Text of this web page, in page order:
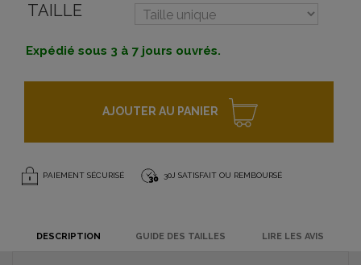
TAILLE
Expédié sous 3 à 7 jours ouvrés.
AJOUTER AU PANIER
PAIEMENT SÉCURISÉ 30J SATISFAIT OU REMBOURSÉ
DESCRIPTION GUIDE DES TAILLES LIRE LES AVIS